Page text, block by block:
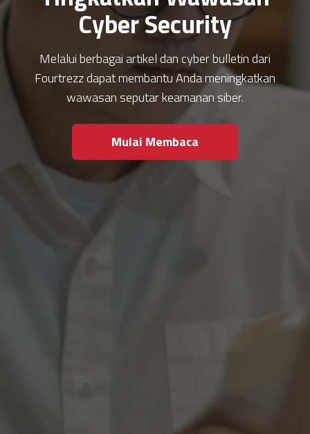
Cyber Security
Melalui berbagai artikel dan cyber bulletin dari
Fourtrezz dapat membantu Anda meningkatkan
wawasan seputar keamanan siber.
Mulai Membaca